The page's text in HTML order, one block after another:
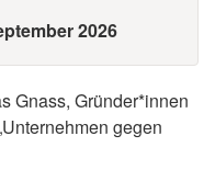
2026
Gnass, Gründer*innen
gegen